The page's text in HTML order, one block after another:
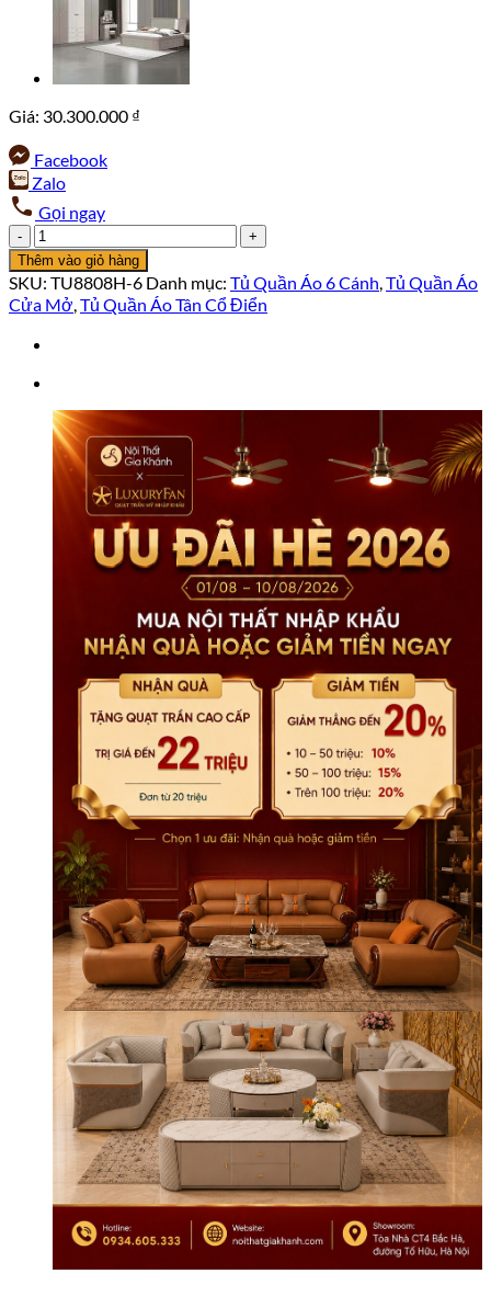
Giá: 30.300.000 ₫
Facebook
Zalo
Gọi ngay
Tủ
Quần
Áo
Tân
Cổ
Điển
Lưu
Cho
Phòng
Ngủ
TU9007H-
Thêm vào giỏ hàng
SKU: TU8808H-6 Danh mục: Tủ Quần Áo 6 Cánh,Tủ Quần Áo
Cửa Mở,Tủ Quần Áo Tân Cổ Điển